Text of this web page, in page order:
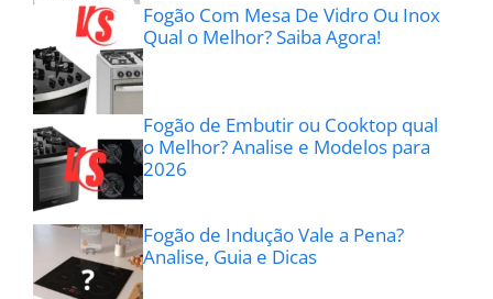
Fogão Com Mesa De Vidro Ou Inox
Qual o Melhor? Saiba Agora!
Fogão de Embutir ou Cooktop qual
o Melhor? Analise e Modelos para
2026
Fogão de Indução Vale a Pena?
Analise, Guia e Dicas